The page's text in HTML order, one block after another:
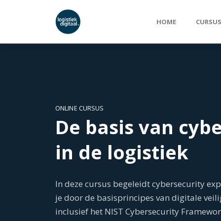
HOME
ONLINE CURSUS
De basis van
in de logistiek
In deze cursus begeleidt cybersecurity
je door de basisprincipes van digitale
inclusief het NIST Cybersecurity